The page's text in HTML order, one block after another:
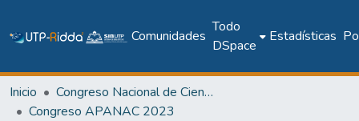
Comunidades
Todo
DSpace
Estadísticas
Inicio
Congreso Nacional de Ciencia y Tecnología – APANAC
Congreso APANAC 2023